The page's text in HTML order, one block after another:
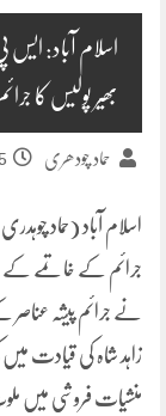
اسلام آباد:
بھیر پولیس کا
حماد چودھری
اسلام آباد (حماد
جرائم کے خاتمے کے
نے جرائم پیشہ عناصر
زاہد شاہ کی قیادت
منشیات فروشی میں ملوث